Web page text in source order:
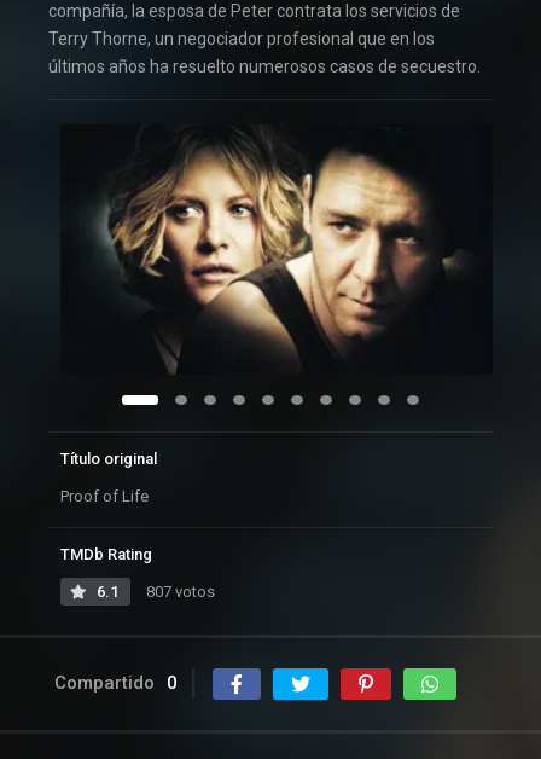
compañía, la esposa de Peter contrata los servicios de
Terry Thorne, un negociador profesional que en los
últimos años ha resuelto numerosos casos de secuestro.
Título original
Proof of Life
TMDb Rating
6.1 807 votos
Compartido 0